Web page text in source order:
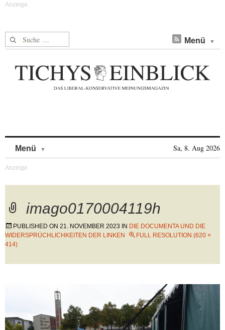
Suche nach: Menü
Menü Sa, 8. Aug 2026
imago0170004119h
PUBLISHED ON 21. NOVEMBER 2023 IN DIE DOCUMENTA UND DIE
WIDERSPRÜCHLICHKEITEN DER LINKEN
FULL RESOLUTION (620 ×
414)